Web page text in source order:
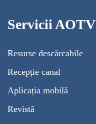
Servicii AOTV
Resurse descărcabile
Recepție canal
Aplicația mobilă
Revistă